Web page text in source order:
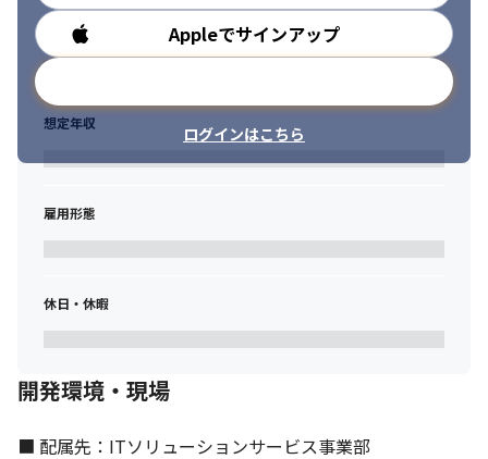
Appleでサインアップ
ログインはこちら
勤務時間
想定年収
雇用形態
休日・休暇
開発環境・現場
■ 配属先：ITソリューションサービス事業部